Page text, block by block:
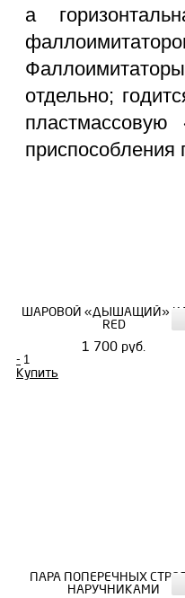
а
отдельно;
ШАРОВОЙ «ДЫШАЩИЙ»
RED
1 700 руб.
-
Купить
ПАРА ПОПЕРЕЧНЫХ
НАРУЧНИКАМИ